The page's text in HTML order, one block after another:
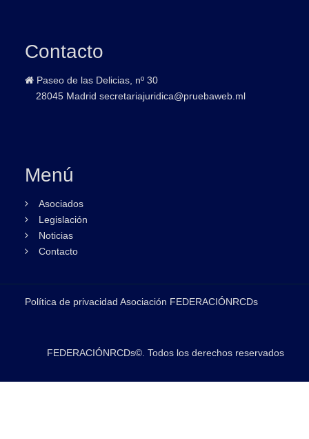
Contacto
Paseo de las Delicias, nº 30
28045 Madridsecretariajuridica@pruebaweb.ml
Menú
Asociados
Legislación
Noticias
Contacto
Política de privacidad Asociación FEDERACIÓNRCDs
FEDERACIÓNRCDs©. Todos los derechos reservados